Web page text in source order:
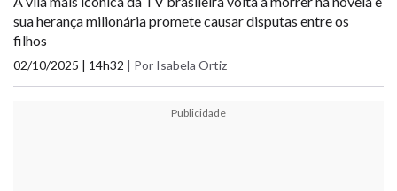
sua herança milionária promete causar disputas entre os
filhos
02/10/2025 | 14h32 | Por Isabela Ortiz
Publicidade